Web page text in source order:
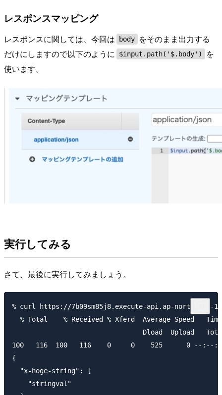
レスポンスマッピング
レスポンスに関しては、今回は body
をそのまま出力する
だけにしますので以下のように
$input.path('$.body')
を
使います。
実行してみる
さて、最後に実行してみましょう。
% curl https://7b09sm85j8.execute-api.ap-northeast-
% Total    % Received % Xferd  Average Speed
Dload  Upload
100   116  100   116    0     0    525      0 --
{
  "x-hoge-string": [
    "stringval"